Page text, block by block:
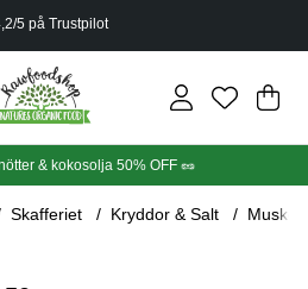
på allt du handlar
Din
.
& kokosolja 50% OFF 🥜
Skafferiet Kryddor & Salt Muskot